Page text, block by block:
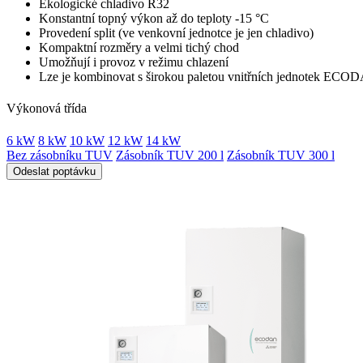
Ekologické chladivo R32
Konstantní topný výkon až do teploty -15 °C
Provedení split (ve venkovní jednotce je jen chladivo)
Kompaktní rozměry a velmi tichý chod
Umožňují i provoz v režimu chlazení
Lze je kombinovat s širokou paletou vnitřních jednotek
Výkonová třída
6 kW 8 kW 10 kW 12 kW 14 kW
Bez zásobníku TUV Zásobník TUV 200 l Zásobník TUV 300 l
Odeslat poptávku